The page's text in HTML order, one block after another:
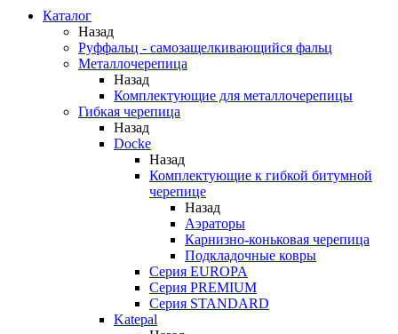
Каталог
Назад
Руффальц - самозащелкивающийся фальц
Металлочерепица
Назад
Комплектующие для металлочерепицы
Гибкая черепица
Назад
Docke
Назад
Комплектующие к гибкой битумной
черепице
Назад
Аэраторы
Карнизно-коньковая черепица
Подкладочные ковры
Серия EUROPA
Серия PREMIUM
Серия STANDARD
Katepal